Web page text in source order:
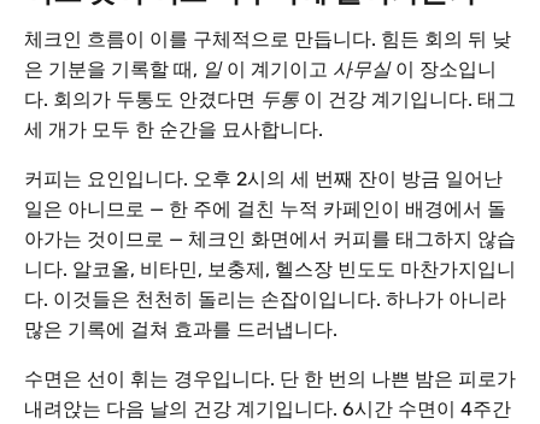
체크인 흐름이 이를 구체적으로 만듭니다. 힘든 회의 뒤 낮
은 기분을 기록할 때, 일이 계기이고 사무실이 장소입니
다. 회의가 두통도 안겼다면 두통 이 건강 계기입니다. 태그
세 개가 모두 한 순간을 묘사합니다.
커피는 요인입니다. 오후 2시의 세 번째 잔이 방금 일어난
일은 아니므로 — 한 주에 걸친 누적 카페인이 배경에서 돌
아가는 것이므로 — 체크인 화면에서 커피를 태그하지 않습
니다. 알코올, 비타민, 보충제, 헬스장 빈도도 마찬가지입니
다. 이것들은 천천히 돌리는 손잡이입니다. 하나가 아니라
많은 기록에 걸쳐 효과를 드러냅니다.
수면은 선이 휘는 경우입니다. 단 한 번의 나쁜 밤은 피로가
내려앉는 다음 날의 건강 계기입니다. 6시간 수면이 4주간